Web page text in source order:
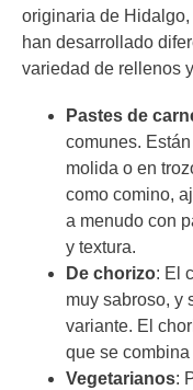
originaria de
han desarrollado
variedad de rellenos
Pastes de
comunes.
molida o en
como comino,
a menudo con
y textura.
De chorizo: El
muy sabroso, y
variante. El
que se
Vegetarianos: